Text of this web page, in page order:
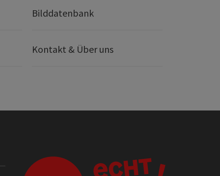
Bilddatenbank
Kontakt & Über uns